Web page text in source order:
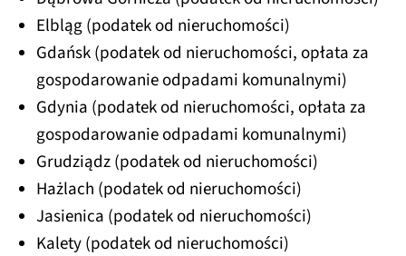
Elbląg (podatek od nieruchomości)
Gdańsk (podatek od nieruchomości, opłata za
gospodarowanie odpadami komunalnymi)
Gdynia (podatek od nieruchomości, opłata za
gospodarowanie odpadami komunalnymi)
Grudziądz (podatek od nieruchomości)
Hażlach (podatek od nieruchomości)
Jasienica (podatek od nieruchomości)
Kalety (podatek od nieruchomości)